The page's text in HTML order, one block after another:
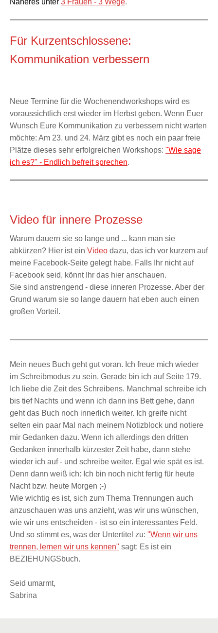
Näheres unter 3 Frauen - 3 Wege.
Für Kurzentschlossene:
Kommunikation verbessern
Neue Termine für die Wochenendworkshops wird es
voraussichtlich erst wieder im Herbst geben. Wenn Euer
Wunsch Eure Kommunikation zu verbessern nicht warten
möchte: Am 23. und 24. März gibt es noch ein paar freie
Plätze dieses sehr erfolgreichen Workshops: "Wie sage
ich es?" - Endlich befreit sprechen.
Video für innere Prozesse
Warum dauern sie so lange und ... kann man sie
abkürzen? Hier ist ein Video dazu, das ich vor kurzem auf
meine Facebook-Seite gelegt habe. Falls Ihr nicht auf
Facebook seid, könnt Ihr das hier anschauen.
Sie sind anstrengend - diese inneren Prozesse. Aber der
Grund warum sie so lange dauern hat eben auch einen
großen Vorteil.
Mein neues Buch geht gut voran. Ich freue mich wieder
im Schreibmodus zu sein. Gerade bin ich auf Seite 179.
Ich liebe die Zeit des Schreibens. Manchmal schreibe ich
bis tief Nachts und wenn ich dann ins Bett gehe, dann
geht das Buch noch innerlich weiter. Ich greife nicht
selten ein paar Mal nach meinem Notizblock und notiere
mir Gedanken dazu. Wenn ich allerdings den dritten
Gedanken innerhalb kürzester Zeit habe, dann stehe
wieder ich auf - und schreibe weiter. Egal wie spät es ist.
Denn dann weiß ich: Ich bin noch nicht fertig für heute
Nacht bzw. heute Morgen ;-)
Wie wichtig es ist, sich zum Thema Trennungen auch
anzuschauen was uns anzieht, was wir uns wünschen,
wie wir uns entscheiden - ist so ein interessantes Feld.
Und so stimmt es, was der Untertitel zu: "Wenn wir uns
trennen, lernen wir uns kennen" sagt: Es ist ein
BEZIEHUNGSbuch.
Seid umarmt,
Sabrina